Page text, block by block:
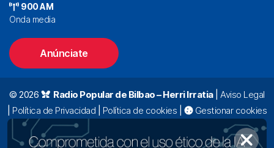
900 AM
Onda media
Anúnciate
© 2026 Radio Popular de Bilbao – Herri Irratia| Aviso Legal
Política de Privacidad Política de cookies
Gestionar cookies
Alda. Mazarredo, 47 – 7º 48009 Bilbao |
94 423 92 00|
oyentes@radiopopular.com